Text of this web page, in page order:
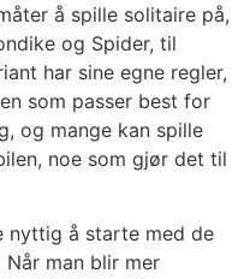
å spille solitaire på,
og Spider, til
har sine egne regler,
som passer best for
og mange kan spille
noe som gjør det til
nyttig å starte med de
man blir mer